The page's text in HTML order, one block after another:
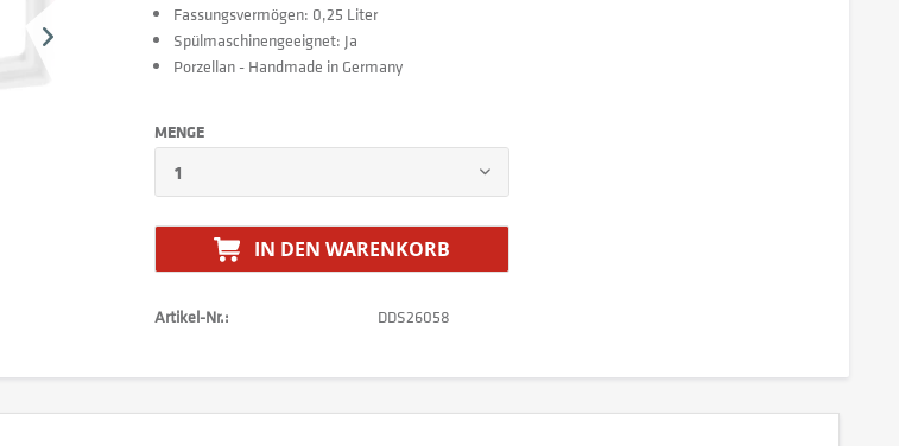
Fassungsvermögen: 0,25 Liter
Spülmaschinengeeignet: Ja
Porzellan - Handmade in Germany
MENGE
IN DEN WARENKORB
Artikel-Nr.: DDS26058